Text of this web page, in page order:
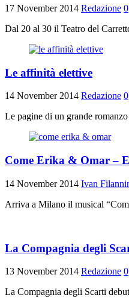
17 November 2014 Redazione 0
Dal 20 al 30 il Teatro del
Le affinità elettive
14 November 2014 Redazione 0
Le pagine di un grande
Come Erika & Omar –
14 November 2014 Ivan
Arriva a Milano il musical
La Compagnia degli
13 November 2014 Redazione 0
La Compagnia degli Scarti